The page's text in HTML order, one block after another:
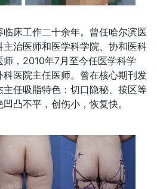
临床工作二十余年。曾任哈尔滨医
治医师和医学科学院、协和医科
，2010年7月至今任医学科学
医院主任医师。曾在核心期刊发
任吸脂特色：切口隐秘、按区等
凸不平，创伤小，恢复快。